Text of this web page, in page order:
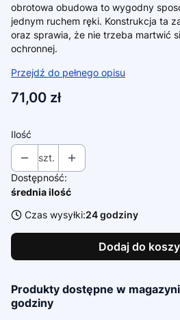
obrotowa obudowa to wygodny
jednym ruchem ręki. Konstrukcja ta
oraz sprawia, że nie trzeba martwić
ochronnej.
Przejdź do pełnego opisu
Cena
71,00 zł
Ilość
szt.
Dostępność:
średnia ilość
Czas wysyłki:24 godziny
Dodaj do
Produkty dostępne w
godziny